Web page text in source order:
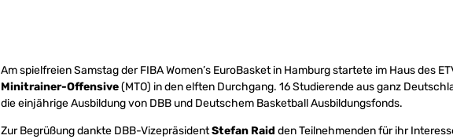
Am spielfreien Samstag der FIBA Women’s EuroBasket in Hamburg startete im Haus des
Minitrainer-Offensive(MTO) in den elften Durchgang. 16 Studierende aus ganz
die einjährige Ausbildung von DBB und Deutschem Basketball Ausbildungsfonds.
Zur Begrüßung dankte DBB-VizepräsidentStefan Raid den Teilnehmenden für ihr